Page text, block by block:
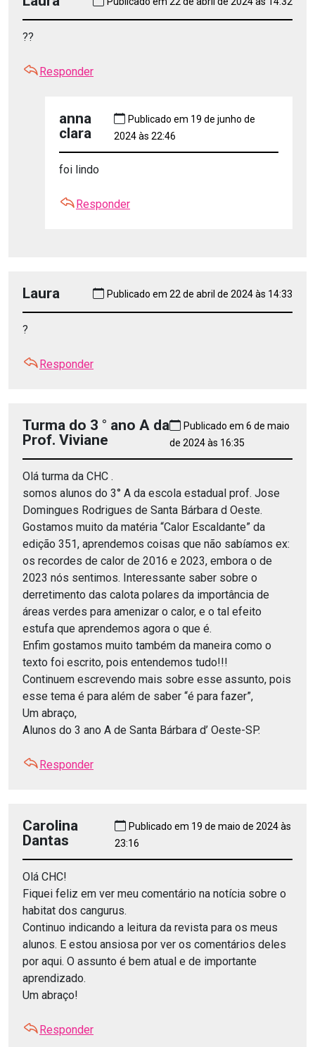
??
Responder
anna
clara
Publicado em 19 de junho de
2024 às 22:46
foi lindo
Responder
Laura Publicado em 22 de abril de 2024 às 14:33
?
Responder
Turma do 3 ° ano A da
Prof. Viviane
Publicado em 6 de maio
de 2024 às 16:35
Olá turma da CHC .
somos alunos do 3° A da escola estadual prof. Jose
Domingues Rodrigues de Santa Bárbara d Oeste.
Gostamos muito da matéria “Calor Escaldante” da
edição 351, aprendemos coisas que não sabíamos ex:
os recordes de calor de 2016 e 2023, embora o de
2023 nós sentimos. Interessante saber sobre o
derretimento das calota polares da importância de
áreas verdes para amenizar o calor, e o tal efeito
estufa que aprendemos agora o que é.
Enfim gostamos muito também da maneira como o
texto foi escrito, pois entendemos tudo!!!
Continuem escrevendo mais sobre esse assunto, pois
esse tema é para além de saber “é para fazer”,
Um abraço,
Alunos do 3 ano A de Santa Bárbara d’ Oeste-SP.
Responder
Carolina
Dantas
Publicado em 19 de maio de 2024 às
23:16
Olá CHC!
Fiquei feliz em ver meu comentário na notícia sobre o
habitat dos cangurus.
Continuo indicando a leitura da revista para os meus
alunos. E estou ansiosa por ver os comentários deles
por aqui. O assunto é bem atual e de importante
aprendizado.
Um abraço!
Responder